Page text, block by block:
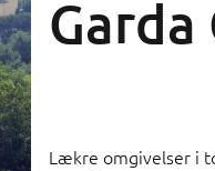
Garda
Lækre omgivelser i